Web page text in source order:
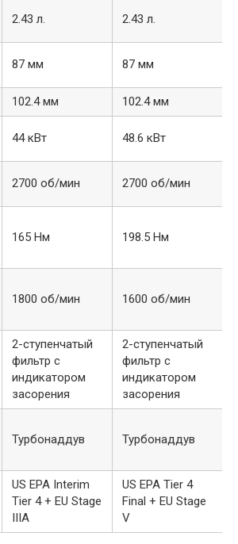
2.43 л. 2.43 л.
87 мм 87 мм
102.4 мм
102.4 мм
44 кВт 48.6 кВт
2700 об/мин 2700 об/мин
165 Нм 198.5 Нм
1800 об/мин 1600 об/мин
2-ступенчатый
фильтр с
индикатором
засорения
2-ступенчатый
фильтр с
индикатором
засорения
Турбонаддув Турбонаддув
US EPA Interim
Tier 4 + EU Stage
IIIA
US EPA Tier 4
Final + EU Stage
V